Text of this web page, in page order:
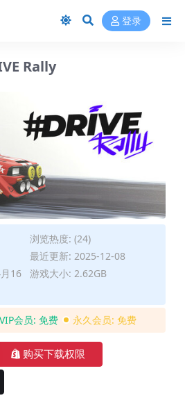
登录
Rally
浏览热度: (24)
最近更新: 2025-12-08
16
游戏大小: 2.62GB
VIP会员: 免费 永久会员: 免费
购买下载权限